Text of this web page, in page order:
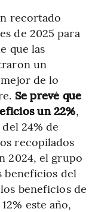
recortado
de 2025 para
que las
un
de lo
Se prevé que
un 22%,
24% de
recopilados
2024, el grupo
del
beneficios de
este año,